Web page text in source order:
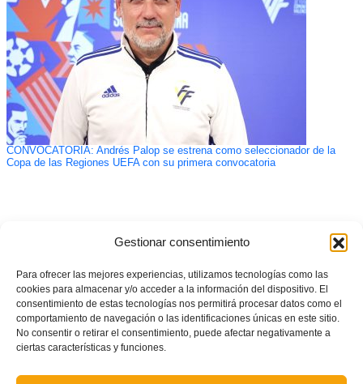
Gestionar consentimiento
Para ofrecer las mejores experiencias, utilizamos tecnologías como las
cookies para almacenar y/o acceder a la información del dispositivo. El
consentimiento de estas tecnologías nos permitirá procesar datos como el
comportamiento de navegación o las identificaciones únicas en este sitio.
No consentir o retirar el consentimiento, puede afectar negativamente a
ciertas características y funciones.
CONVOCATORIA: Andrés Palop se estrena como seleccionador de la
Copa de las Regiones UEFA con su primera convocatoria